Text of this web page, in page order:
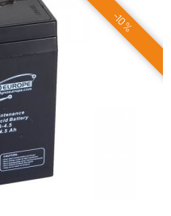
-10%